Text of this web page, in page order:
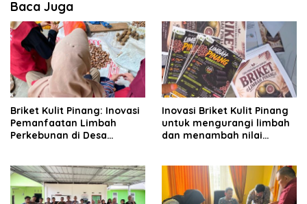
Baca Juga
Briket Kulit Pinang: Inovasi
Pemanfaatan Limbah
Perkebunan di Desa
Inovasi Briket Kulit Pinang
untuk mengurangi limbah
dan menambah nilai